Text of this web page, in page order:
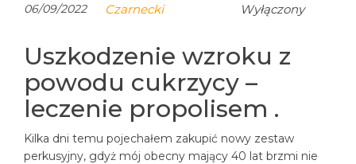
06/09/2022
Czarnecki
Wyłączony
Uszkodzenie wzroku z
powodu cukrzycy –
leczenie propolisem .
Kilka dni temu pojechałem zakupić nowy zestaw
perkusyjny, gdyż mój obecny mający 40 lat brzmi nie